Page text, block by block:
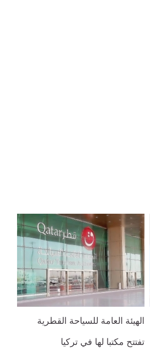
الهيئة العامة للسياحة القطرية
تفتتح مكتبا لها في تركيا